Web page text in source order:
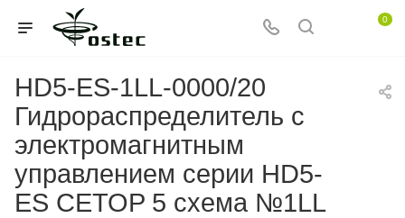
0
HD5-ES-1LL-0000/20
Гидрораспределитель с
электромагнитным
управлением серии HD5-
ES CETOP 5 схема №1LL